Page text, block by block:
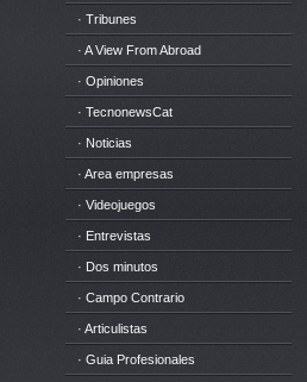
· Tribunes
· A View From Abroad
· Opiniones
· TecnonewsCat
· Noticias
· Area empresas
· Videojuegos
· Entrevistas
· Dos minutos
· Campo Contrario
· Articulistas
· Guia Profesionales